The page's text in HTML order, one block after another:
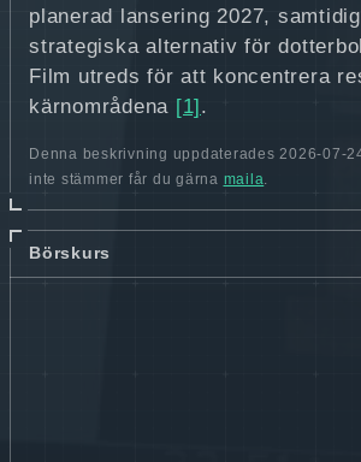
planerad lansering 2027,
strategiska alternativ för
Film utreds för att koncentrera
kärnområdena [1] .
Denna beskrivning uppdaterades 2026-07-
inte stämmer får du gärna maila.
Börskurs